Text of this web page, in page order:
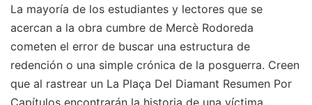
La mayoría de los estudiantes y lectores que se
acercan a la obra cumbre de Mercè Rodoreda
cometen el error de buscar una estructura de
redención o una simple crónica de la posguerra. Creen
que al rastrear un La Plaça Del Diamant Resumen Por